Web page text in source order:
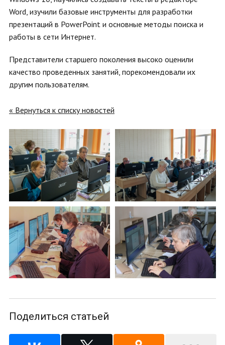
Word, изучили базовые инструменты для разработки
презентаций в PowerPoint и основные методы поиска и
работы в сети Интернет.
Представители старшего поколения высоко оценили
качество проведенных занятий, порекомендовали их
другим пользователям.
« Вернуться к списку новостей
Поделиться статьей